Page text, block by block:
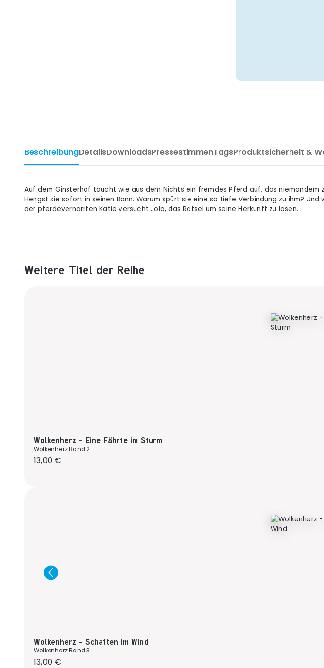
BeschreibungDetailsDownloadsPressestimmenTagsProduktsicherheit &
Auf dem Ginsterhof taucht wie aus dem Nichts ein fremdes Pferd auf, das
Hengst sie sofort in seinen Bann. Warum spürt sie eine so tiefe Verbindung zu ihm?
der pferdevernarrten Katie versucht Jola, das Rätsel um seine Herkunft zu lösen.
Produktgalerie überspringen
Weitere Titel der Reihe
Wolkenherz - Eine Fährte im Sturm
Wolkenherz Band 2
Regulärer Preis:
13,00 €
Wolkenherz - Schatten im Wind
Wolkenherz Band 3
Regulärer Preis:
13,00 €